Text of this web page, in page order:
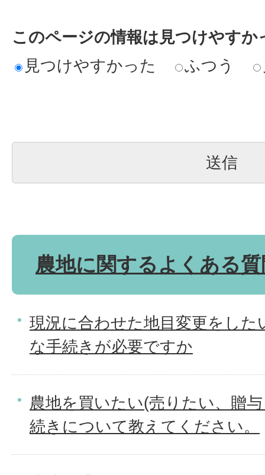
このページの情報は見つけやすか
見つけやすかった
ふつう
農地に関するよくある
現況に合わせた地目変更をし
な手続きが必要ですか
農地を買いたい(売りたい、贈
続きについて教えてください。